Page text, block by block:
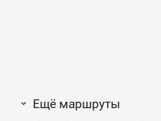
Ещё маршруты